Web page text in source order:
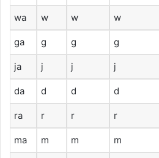
wa w w w
ga g g g
ja j j j
da d d d
ra r r r
ma m m m